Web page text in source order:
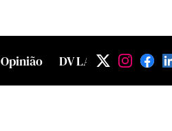
Opinião DV LAB